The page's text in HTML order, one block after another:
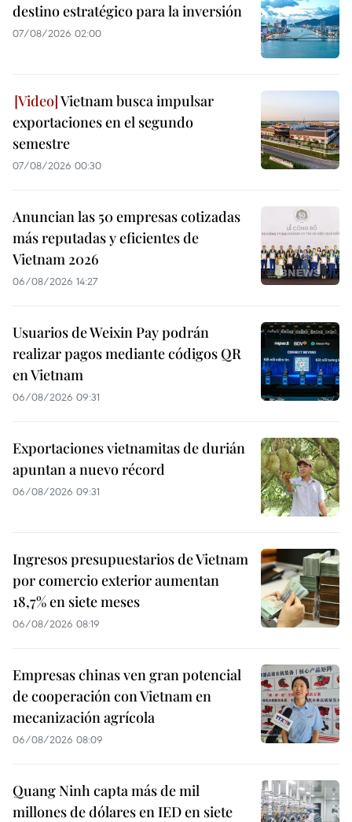
destino estratégico para la inversión
07/08/2026 02:00
Vietnam busca impulsar
exportaciones en el segundo
semestre
07/08/2026 00:30
Anuncian las 50 empresas cotizadas
más reputadas y eficientes de
Vietnam 2026
06/08/2026 14:27
Usuarios de Weixin Pay podrán
realizar pagos mediante códigos QR
en Vietnam
06/08/2026 09:31
Exportaciones vietnamitas de durián
apuntan a nuevo récord
06/08/2026 09:31
Ingresos presupuestarios de Vietnam
por comercio exterior aumentan
18,7% en siete meses
06/08/2026 08:19
Empresas chinas ven gran potencial
de cooperación con Vietnam en
mecanización agrícola
06/08/2026 08:09
Quang Ninh capta más de mil
millones de dólares en IED en siete